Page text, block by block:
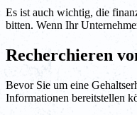
Es ist auch wichtig, die
bitten. Wenn Ihr
Recherchieren
Bevor Sie um eine
Informationen bereitstellen